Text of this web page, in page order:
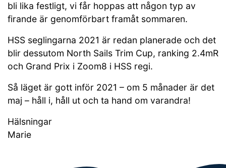
bli lika festligt, vi får hoppas att någon typ av
firande är genomförbart framåt sommaren.
HSS seglingarna 2021 är redan planerade och det
blir dessutom North Sails Trim Cup, ranking 2.4mR
och Grand Prix i Zoom8 i HSS regi.
Så läget är gott inför 2021 – om 5 månader är det
maj – håll i, håll ut och ta hand om varandra!
Hälsningar
Marie